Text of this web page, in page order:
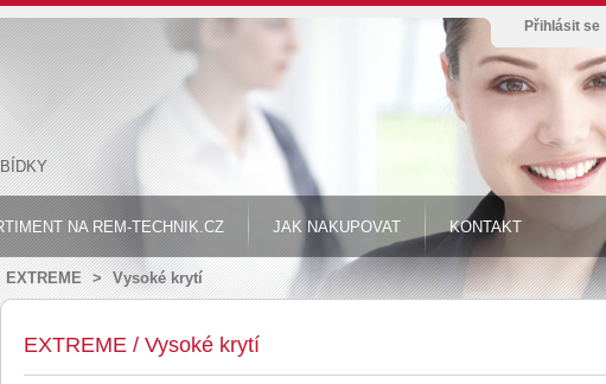
Přihlásit se
NA REM-TECHNIK.CZ JAK NAKUPOVAT KONTAKT
EXTREME > Vysoké krytí
EXTREME / Vysoké krytí